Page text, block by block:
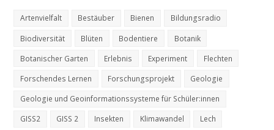
Artenvielfalt Bestäuber Bienen
Bildungsradio
Biodiversität
Blüten Bodentiere
Botanik
Botanischer Garten
Erlebnis Experiment
Flechten
Forschendes Lernen
Forschungsprojekt
Geologie
Geologie und Geoinformationssysteme für Schüler:innen
GISS2
GISS 2 Insekten Klimawandel
Lech